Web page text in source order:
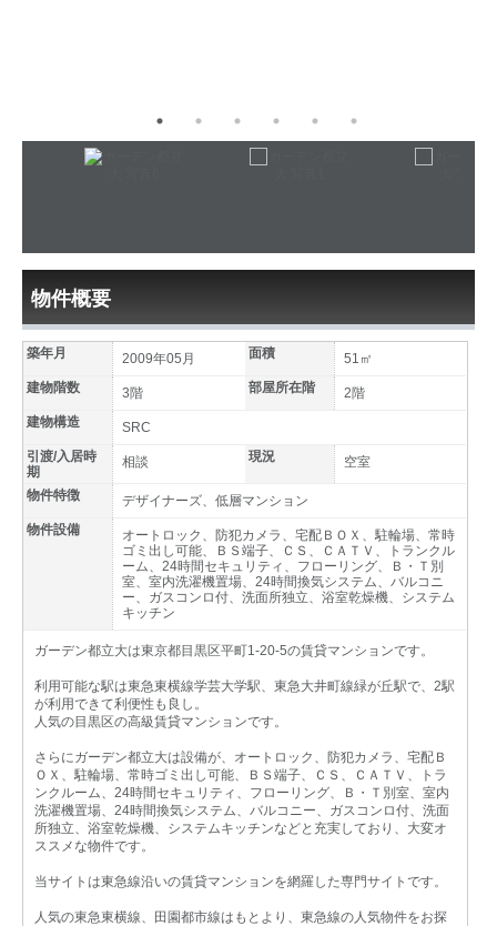
物件概要
築年月 2009年05月 面積
51㎡
建物階数
3階 部屋所在階
2階
建物構造
SRC
引渡/入居時
期
相談 現況 空室
物件特徴
デザイナーズ、低層マンション
物件設備
オートロック、防犯カメラ、宅配ＢＯＸ、駐輪場、常時
ゴミ出し可能、ＢＳ端子、ＣＳ、ＣＡＴＶ、トランクル
ーム、24時間セキュリティ、フローリング、Ｂ・Ｔ別
室、室内洗濯機置場、24時間換気システム、バルコニ
ー、ガスコンロ付、洗面所独立、浴室乾燥機、システム
キッチン
ガーデン都立大は東京都目黒区平町1-20-5の賃貸マンションです。
利用可能な駅は東急東横線学芸大学駅、東急大井町線緑が丘駅で、2駅
が利用できて利便性も良し。
人気の目黒区の高級賃貸マンションです。
さらにガーデン都立大は設備が、オートロック、防犯カメラ、宅配Ｂ
ＯＸ、駐輪場、常時ゴミ出し可能、ＢＳ端子、ＣＳ、ＣＡＴＶ、トラ
ンクルーム、24時間セキュリティ、フローリング、Ｂ・Ｔ別室、室内
洗濯機置場、24時間換気システム、バルコニー、ガスコンロ付、洗面
所独立、浴室乾燥機、システムキッチンなどと充実しており、大変オ
ススメな物件です。
当サイトは東急線沿いの賃貸マンションを網羅した専門サイトです。
人気の東急東横線、田園都市線はもとより、東急線の人気物件をお探